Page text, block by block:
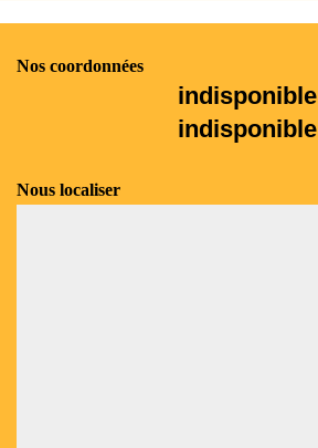
Nos coordonnées
indisponible
indisponible
Nous localiser